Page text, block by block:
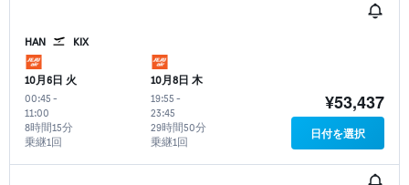
HAN KIX
10月6日 火
00:45 -
11:00
乗継1回
8時間15分
10月8日 木
19:55 -
23:45
乗継1回
29時間50分
¥53,437
日付を選択